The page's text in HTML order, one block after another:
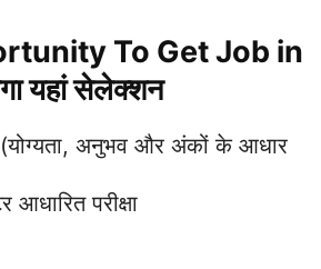
To Get Job in
यहां सेलेक्शन
(योग्यता, अनुभव और अंकों के आधार
आधारित परीक्षा